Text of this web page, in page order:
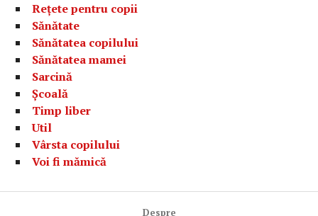
Rețete pentru copii
Sănătate
Sănătatea copilului
Sănătatea mamei
Sarcină
Școală
Timp liber
Util
Vârsta copilului
Voi fi mămică
Despre